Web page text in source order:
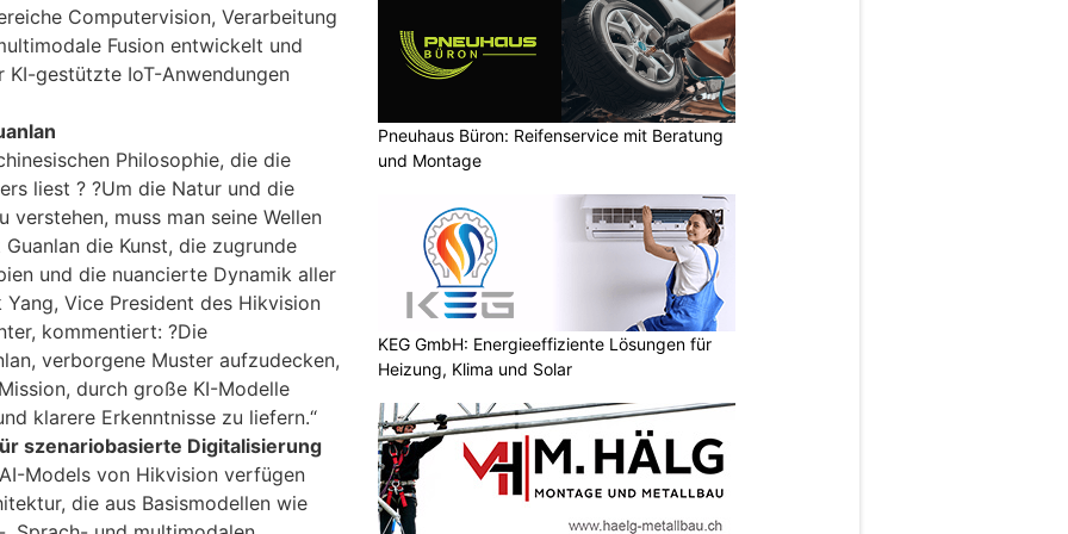
Computervision, Verarbeitung
Fusion entwickelt und
KI-gestützte IoT-Anwendungen
Philosophie, die die
liest ? ?Um die Natur und die
verstehen, muss man seine Wellen
die Kunst, die zugrunde
und die nuancierte Dynamik aller
Vice President des Hikvision
kommentiert: ?Die
verborgene Muster aufzudecken,
durch große KI-Modelle
klarere Erkenntnisse zu liefern.“
szenariobasierte Digitalisierung
Models von Hikvision verfügen
die aus Basismodellen wie
Pneuhaus Büron: Reifenservice mit Beratung
und Montage
KEG GmbH: Energieeffiziente Lösungen für
Heizung, Klima und Solar